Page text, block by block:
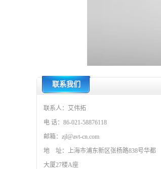
联系我们
联系人：艾伟拓
电 话：86-021-58876118
邮箱：zjl@avt-cn.com
地 址：上海市浦东新区张杨路838号华都
大厦27楼A座